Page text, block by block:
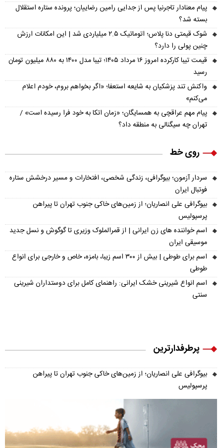
پیام معنادار تاجرنیا پس از جدایی رامین رضاییان؛ پرونده ستاره استقلال
بسته شد؟
شوک قیمتی دنا پلاس؛ اتوماتیک ۲.۵ میلیاردی شد | این امکانات ارزش
چنین پولی را دارد؟
قیمت تیبا کارکرده امروز ۱۶ مرداد ۱۴۰۵؛ تیبا مدل ۱۴۰۰ به ۸۸۰ میلیون تومان
رسید
واکنش تند پزشکیان به شایعه استعفا؛ «اگر بخواهم بروم، خودم اعلام
می‌کنم»
پیام مهم عراقچی به همسایگان؛ «زمان اتکا به خود فرا رسیده است» /
تهران چه سیگنالی به منطقه داد؟
روی خط
سردار آزمون؛ بیوگرافی، زندگی شخصی، افتخارات و مسیر درخشش ستاره
فوتبال ایران
بیوگرافی علی انصاریان؛ از زمین‌های خاکی جنوب تهران تا پیراهن
پرسپولیس
اسم خواننده های زن ایرانی | از قمرالملوک وزیری تا گوگوش و نسل جدید
موسیقی ایران
اسم برای طوطی | بیش از ۳۰۰ اسم زیبا، بامزه، خاص و خارجی برای انواع
طوطی
اسم انواع شیرینی خشک ایرانی: راهنمای کامل برای دوستداران شیرینی
سنتی
پرطرفدارترین
بیوگرافی علی انصاریان؛ از زمین‌های خاکی جنوب تهران تا پیراهن
پرسپولیس